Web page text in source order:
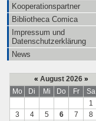
Kooperationspartner
Bibliotheca Comica
Impressum und
Datenschutzerklärung
News
« August 2026 »
Mo
Di Mi Do Fr Sa
1
3
4 5 6 7 8